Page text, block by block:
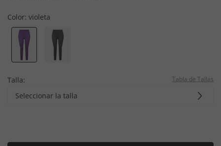
Color: violeta
Talla: Tabla de Tallas
Seleccionar la talla